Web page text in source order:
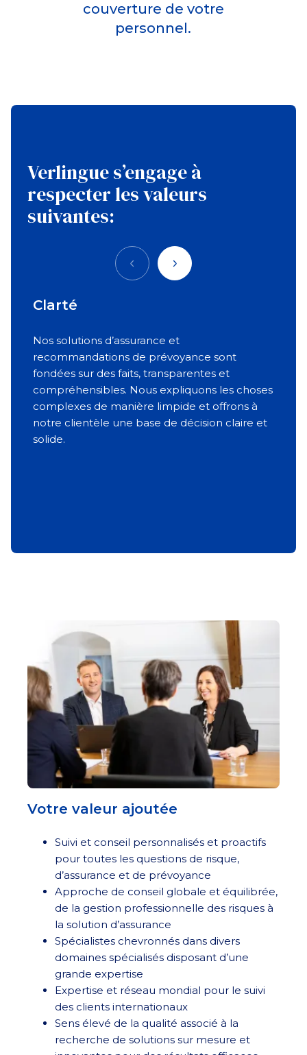
couverture de votre
personnel.
Verlingue s’engage à
respecter les valeurs
suivantes:
PrécédentSuivant
Clarté
Nos solutions d’assurance et
recommandations de prévoyance sont
fondées sur des faits, transparentes et
compréhensibles. Nous expliquons les choses
complexes de manière limpide et offrons à
notre clientèle une base de décision claire et
solide.
Votre valeur ajoutée
Suivi et conseil personnalisés et proactifs
pour toutes les questions de risque,
d’assurance et de prévoyance
Approche de conseil globale et équilibrée,
de la gestion professionnelle des risques à
la solution d’assurance
Spécialistes chevronnés dans divers
domaines spécialisés disposant d’une
grande expertise
Expertise et réseau mondial pour le suivi
des clients internationaux
Sens élevé de la qualité associé à la
recherche de solutions sur mesure et